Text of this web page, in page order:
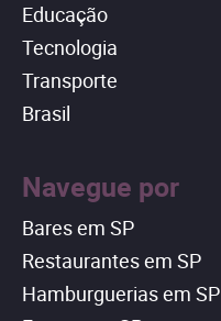
Educação
Tecnologia
Transporte
Brasil
Navegue por
Bares em SP
Restaurantes em SP
Hamburguerias em SP